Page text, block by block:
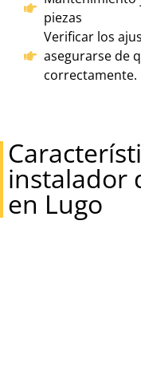
piezas
Verificar los
asegurarse de
correctamente.
instalador
en Lugo